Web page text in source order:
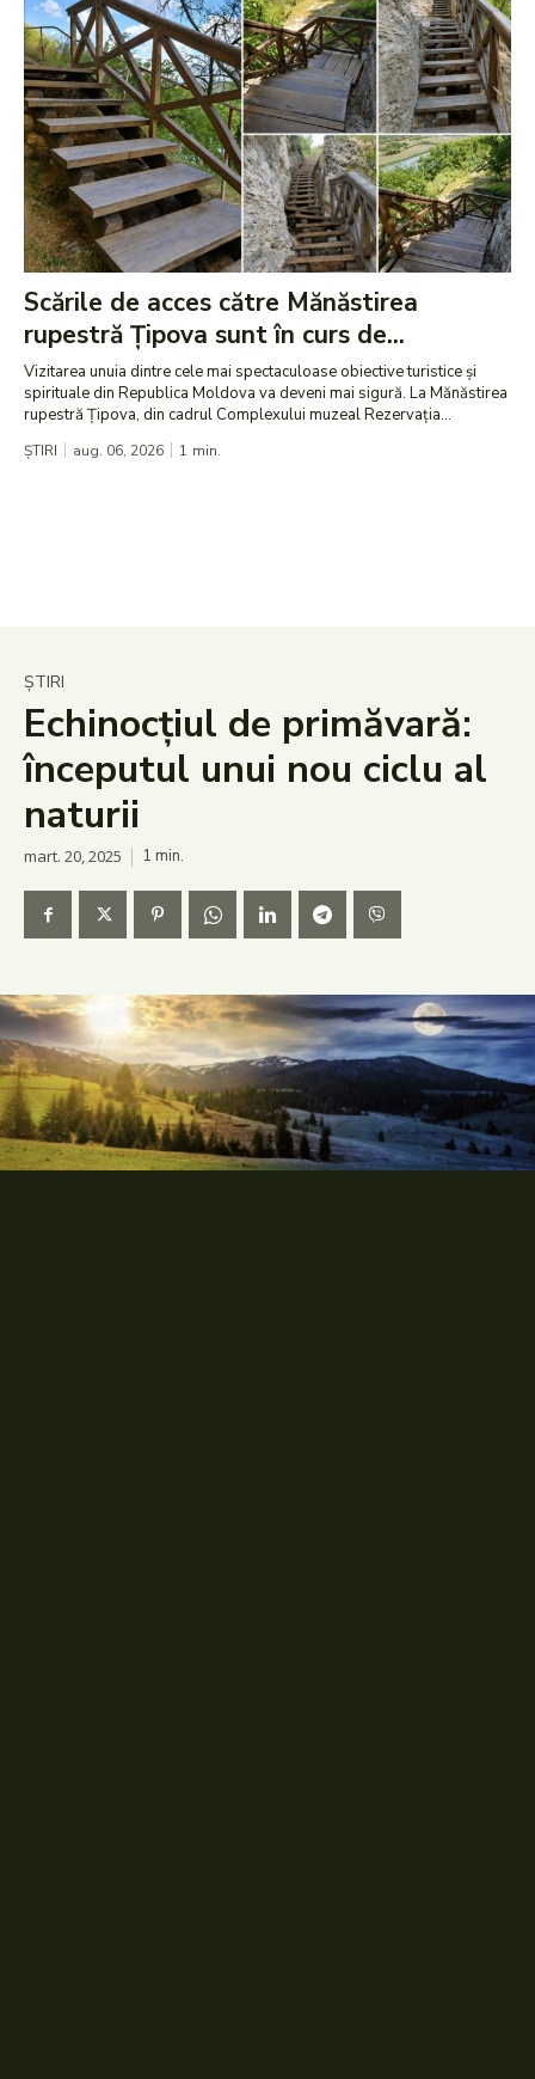
Scările de acces către Mănăstirea
rupestră Țipova sunt în curs de...
Vizitarea unuia dintre cele mai spectaculoase obiective turistice și
spirituale din Republica Moldova va deveni mai sigură. La Mănăstirea
rupestră Țipova, din cadrul Complexului muzeal Rezervația...
ȘTIRI aug. 06, 2026 1 min.